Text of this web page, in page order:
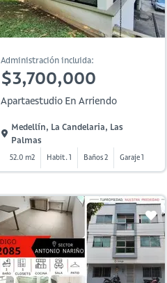
Administración incluida:
$3,700,000
Apartaestudio En Arriendo
Medellín, La Candelaria, Las
Palmas
52.0 m2 Habit. 1 Baños 2 Garaje 1